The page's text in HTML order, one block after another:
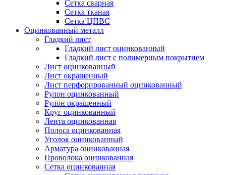
Сетка сварная
Сетка тканая
Сетка ЦПВС
Оцинкованный металл
Гладкий лист
Гладкий лист оцинкованный
Гладкий лист с полимерным покрытием
Лист оцинкованный
Лист окрашенный
Лист перфорированный оцинкованный
Рулон оцинкованный
Рулон окрашенный
Круг оцинкованный
Лента оцинкованная
Полоса оцинкованная
Уголок оцинкованный
Арматура оцинкованная
Проволока оцинкованная
Сетка оцинкованная